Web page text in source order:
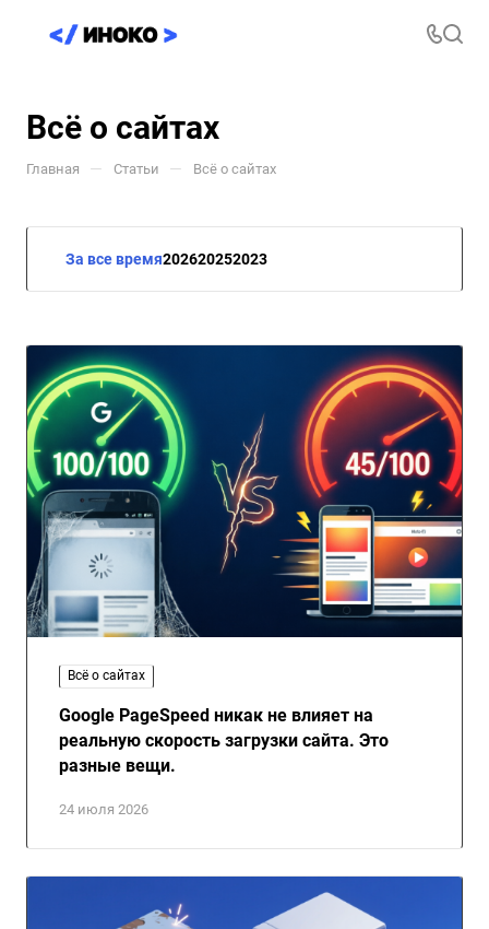
Всё о сайтах
Главная — Статьи — Всё о сайтах
За все время202620252023
Всё о сайтах
24 июля 2026
Google PageSpeed никак не влияет на
реальную скорость загрузки сайта. Это
разные вещи.